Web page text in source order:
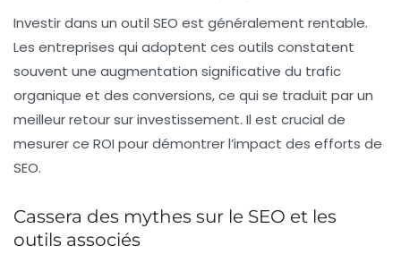
Investir dans un outil SEO est généralement rentable.
Les entreprises qui adoptent ces outils constatent
souvent une augmentation significative du trafic
organique et des conversions, ce qui se traduit par un
meilleur retour sur investissement. Il est crucial de
mesurer ce ROI pour démontrer l’impact des efforts de
SEO.
Cassera des mythes sur le SEO et les
outils associés